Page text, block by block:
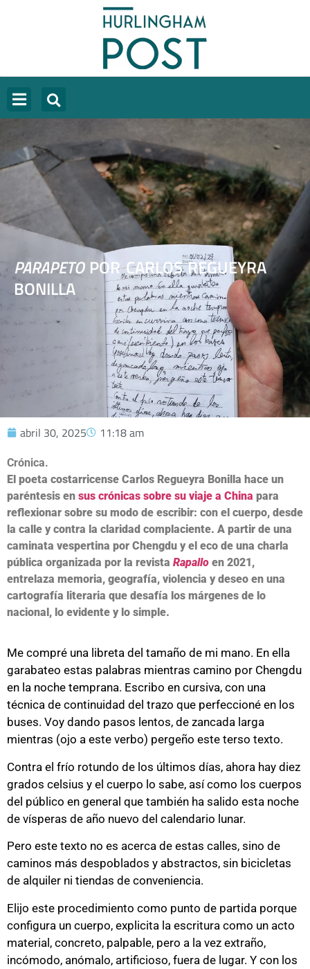
PARAPETOPOR CARLOS REGUEYRA
BONILLA
abril 30, 2025 11:18 am
Crónica.
El poeta costarricense Carlos Regueyra Bonilla hace un
paréntesis en sus crónicas sobre su viaje a China para
reflexionar sobre su modo de escribir: con el cuerpo, desde
la calle y contra la claridad complaciente. A partir de una
caminata vespertina por Chengdu y el eco de una charla
pública organizada por la revista Rapallo en 2021,
entrelaza memoria, geografía, violencia y deseo en una
cartografía literaria que desafía los márgenes de lo
nacional, lo evidente y lo simple.
Me compré una libreta del tamaño de mi mano. En ella
garabateo estas palabras mientras camino por Chengdu
en la noche temprana. Escribo en cursiva, con una
técnica de continuidad del trazo que perfeccioné en los
buses. Voy dando pasos lentos, de zancada larga
mientras (ojo a este verbo) pergeño este terso texto.
Contra el frío rotundo de los últimos días, ahora hay diez
grados celsius y el cuerpo lo sabe, así como los cuerpos
del público en general que también ha salido esta noche
de vísperas de año nuevo del calendario lunar.
Pero este texto no es acerca de estas calles, sino de
caminos más despoblados y abstractos, sin bicicletas
de alquiler ni tiendas de conveniencia.
Elijo este procedimiento como punto de partida porque
configura un cuerpo, explicita la escritura como un acto
material, concreto, palpable, pero a la vez extraño,
incómodo, anómalo, artificioso, fuera de lugar. Y con los